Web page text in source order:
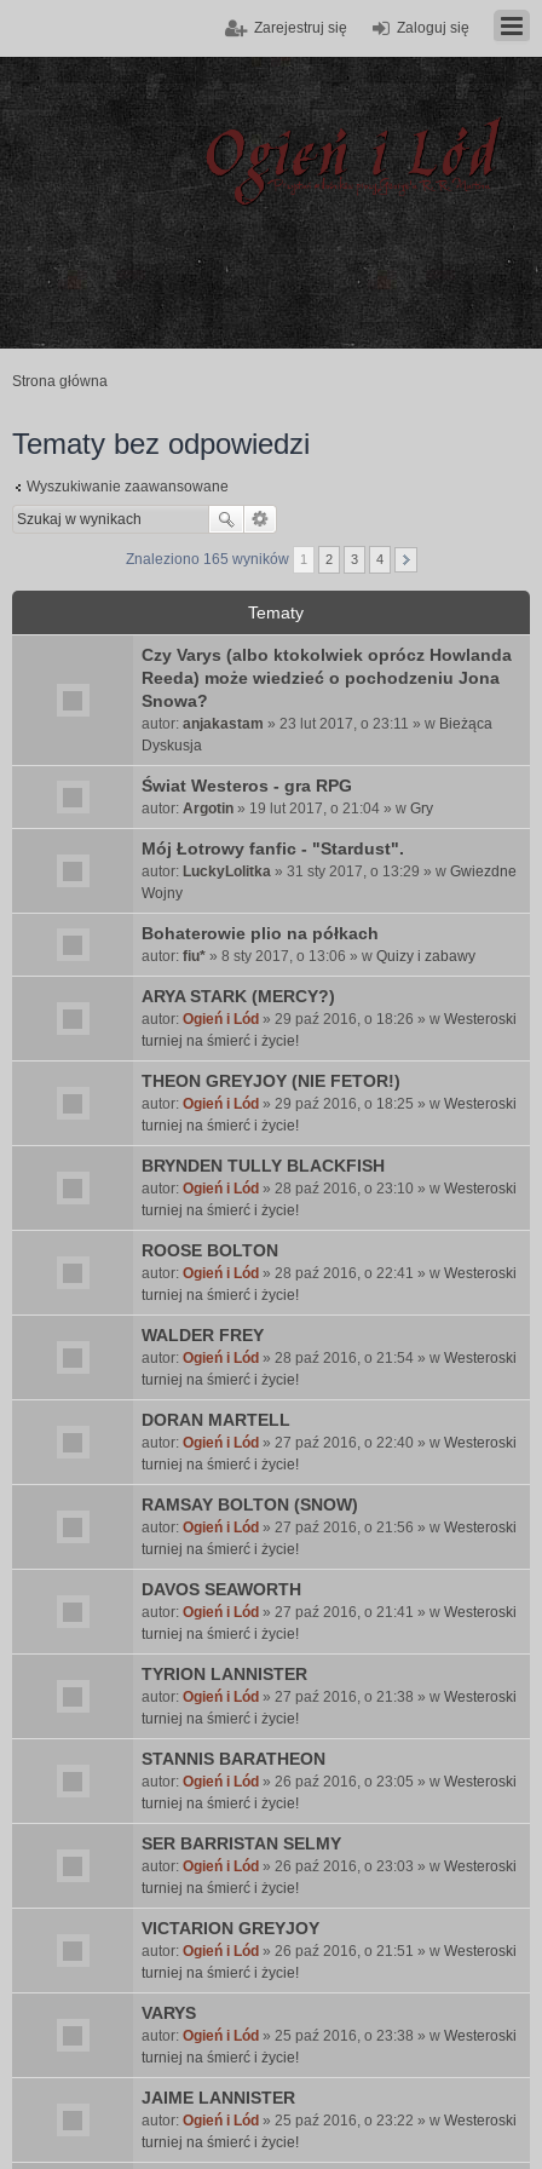
Zaloguj się
Zarejestruj się
Strona główna
Tematy bez odpowiedzi
Wyszukiwanie zaawansowane
Znaleziono 165 wyników 1 2 3 4
Tematy
Czy Varys (albo ktokolwiek oprócz Howlanda
Reeda) może wiedzieć o pochodzeniu Jona
Snowa?
autor: anjakastam » 23 lut 2017, o 23:11 » w Bieżąca
Dyskusja
Świat Westeros - gra RPG
autor: Argotin » 19 lut 2017, o 21:04 » w Gry
Mój Łotrowy fanfic - "Stardust".
autor: LuckyLolitka » 31 sty 2017, o 13:29 » w Gwiezdne
Wojny
Bohaterowie plio na półkach
autor: fiu* » 8 sty 2017, o 13:06 » w Quizy i zabawy
ARYA STARK (MERCY?)
autor: Ogień i Lód » 29 paź 2016, o 18:26 » w Westeroski
turniej na śmierć i życie!
THEON GREYJOY (NIE FETOR!)
autor: Ogień i Lód » 29 paź 2016, o 18:25 » w Westeroski
turniej na śmierć i życie!
BRYNDEN TULLY BLACKFISH
autor: Ogień i Lód » 28 paź 2016, o 23:10 » w Westeroski
turniej na śmierć i życie!
ROOSE BOLTON
autor: Ogień i Lód » 28 paź 2016, o 22:41 » w Westeroski
turniej na śmierć i życie!
WALDER FREY
autor: Ogień i Lód » 28 paź 2016, o 21:54 » w Westeroski
turniej na śmierć i życie!
DORAN MARTELL
autor: Ogień i Lód » 27 paź 2016, o 22:40 » w Westeroski
turniej na śmierć i życie!
RAMSAY BOLTON (SNOW)
autor: Ogień i Lód » 27 paź 2016, o 21:56 » w Westeroski
turniej na śmierć i życie!
DAVOS SEAWORTH
autor: Ogień i Lód » 27 paź 2016, o 21:41 » w Westeroski
turniej na śmierć i życie!
TYRION LANNISTER
autor: Ogień i Lód » 27 paź 2016, o 21:38 » w Westeroski
turniej na śmierć i życie!
STANNIS BARATHEON
autor: Ogień i Lód » 26 paź 2016, o 23:05 » w Westeroski
turniej na śmierć i życie!
SER BARRISTAN SELMY
autor: Ogień i Lód » 26 paź 2016, o 23:03 » w Westeroski
turniej na śmierć i życie!
VICTARION GREYJOY
autor: Ogień i Lód » 26 paź 2016, o 21:51 » w Westeroski
turniej na śmierć i życie!
VARYS
autor: Ogień i Lód » 25 paź 2016, o 23:38 » w Westeroski
turniej na śmierć i życie!
JAIME LANNISTER
autor: Ogień i Lód » 25 paź 2016, o 23:22 » w Westeroski
turniej na śmierć i życie!